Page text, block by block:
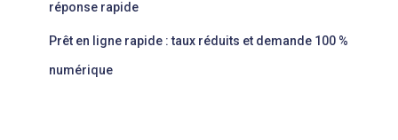
réponse rapide
Prêt en ligne rapide : taux réduits et demande 100 %
numérique